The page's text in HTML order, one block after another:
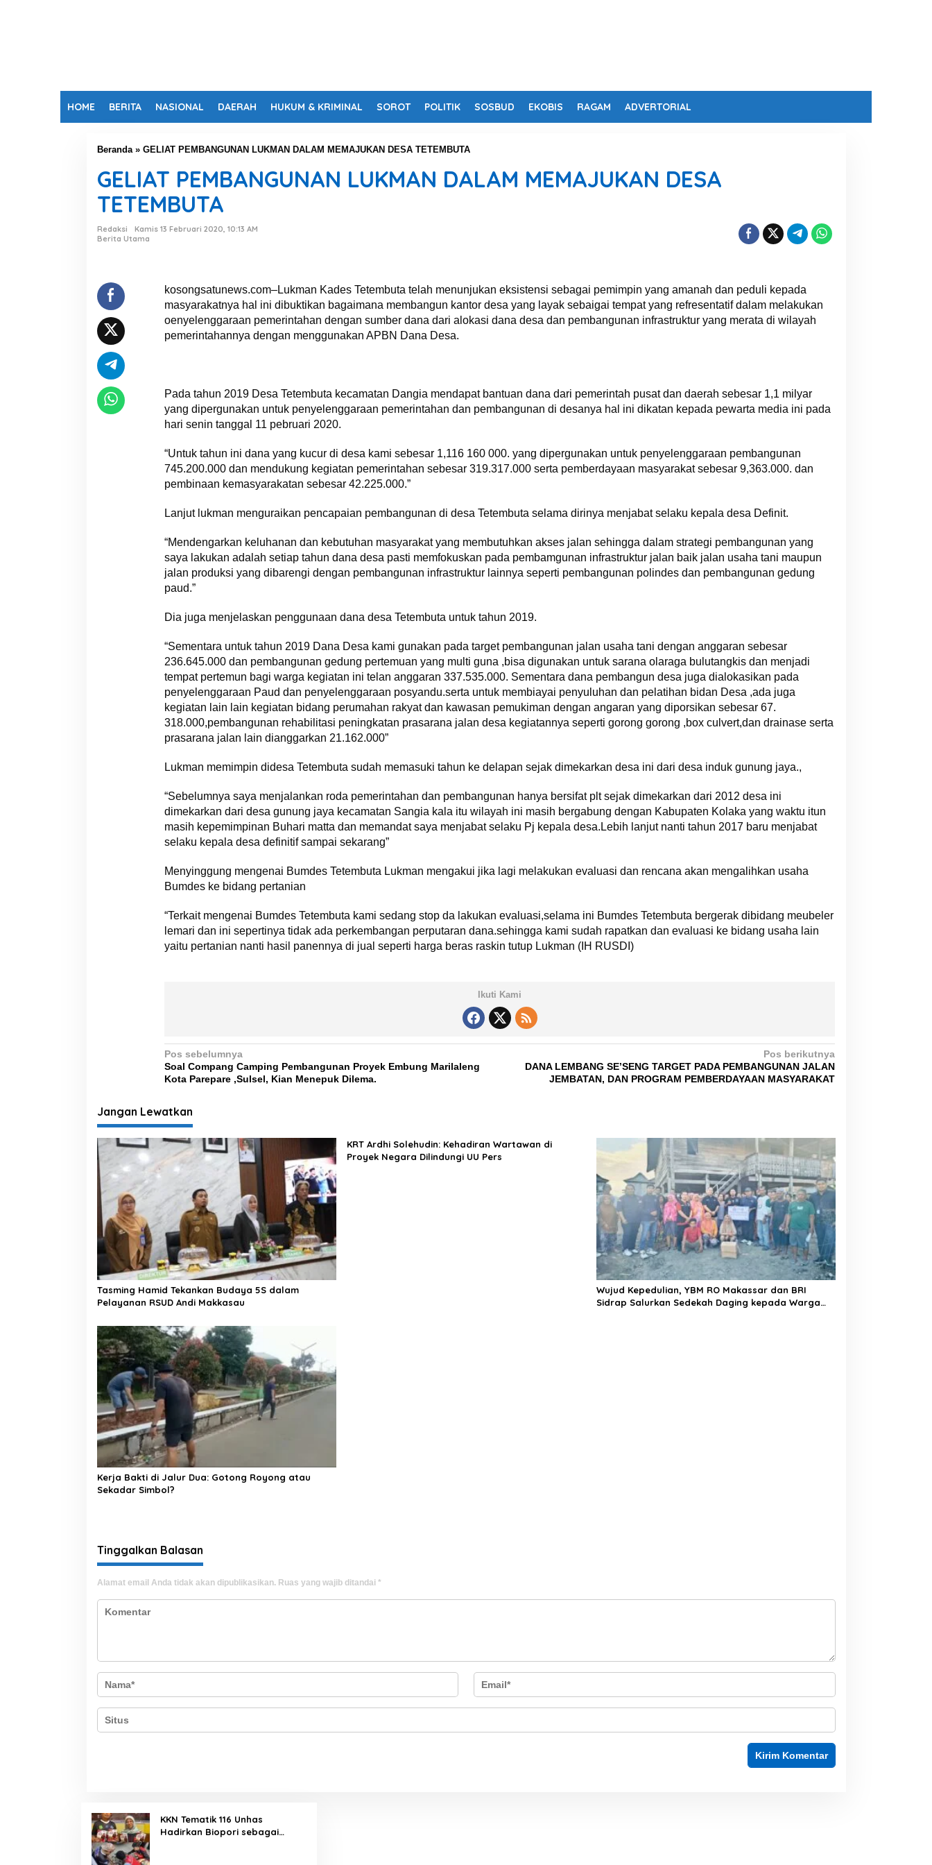
HOME BERITA NASIONAL DAERAH HUKUM & KRIMINAL SOROT POLITIK SOSBUD EKOBIS RAGAM ADVERTORIAL
Beranda» GELIAT PEMBANGUNAN LUKMAN DALAM MEMAJUKAN DESA TETEMBUTA
GELIAT PEMBANGUNAN LUKMAN DALAM MEMAJUKAN DESA
TETEMBUTA
Redaksi
Kamis 13 Februari 2020, 10:13 AM
Berita Utama
kosongsatunews.com–Lukman Kades Tetembuta telah menunjukan eksistensi sebagai pemimpin yang amanah dan peduli kepada
masyarakatnya hal ini dibuktikan bagaimana membangun kantor desa yang layak sebaigai tempat yang refresentatif dalam melakukan
oenyelenggaraan pemerintahan dengan sumber dana dari alokasi dana desa dan pembangunan infrastruktur yang merata di wilayah
pemerintahannya dengan menggunakan APBN Dana Desa.
Pada tahun 2019 Desa Tetembuta kecamatan Dangia mendapat bantuan dana dari pemerintah pusat dan daerah sebesar 1,1 milyar
yang dipergunakan untuk penyelenggaraan pemerintahan dan pembangunan di desanya hal ini dikatan kepada pewarta media ini pada
hari senin tanggal 11 pebruari 2020.
“Untuk tahun ini dana yang kucur di desa kami sebesar 1,116 160 000. yang dipergunakan untuk penyelenggaraan pembangunan
745.200.000 dan mendukung kegiatan pemerintahan sebesar 319.317.000 serta pemberdayaan masyarakat sebesar 9,363.000. dan
pembinaan kemasyarakatan sebesar 42.225.000.”
Lanjut lukman menguraikan pencapaian pembangunan di desa Tetembuta selama dirinya menjabat selaku kepala desa Definit.
“Mendengarkan keluhanan dan kebutuhan masyarakat yang membutuhkan akses jalan sehingga dalam strategi pembangunan yang
saya lakukan adalah setiap tahun dana desa pasti memfokuskan pada pembamgunan infrastruktur jalan baik jalan usaha tani maupun
jalan produksi yang dibarengi dengan pembangunan infrastruktur lainnya seperti pembangunan polindes dan pembangunan gedung
paud.”
Dia juga menjelaskan penggunaan dana desa Tetembuta untuk tahun 2019.
“Sementara untuk tahun 2019 Dana Desa kami gunakan pada target pembangunan jalan usaha tani dengan anggaran sebesar
236.645.000 dan pembangunan gedung pertemuan yang multi guna ,bisa digunakan untuk sarana olaraga bulutangkis dan menjadi
tempat pertemun bagi warga kegiatan ini telan anggaran 337.535.000. Sementara dana pembangun desa juga dialokasikan pada
penyelenggaraan Paud dan penyelenggaraan posyandu.serta untuk membiayai penyuluhan dan pelatihan bidan Desa ,ada juga
kegiatan lain lain kegiatan bidang perumahan rakyat dan kawasan pemukiman dengan angaran yang diporsikan sebesar 67.
318.000,pembangunan rehabilitasi peningkatan prasarana jalan desa kegiatannya seperti gorong gorong ,box culvert,dan drainase serta
prasarana jalan lain dianggarkan 21.162.000”
Lukman memimpin didesa Tetembuta sudah memasuki tahun ke delapan sejak dimekarkan desa ini dari desa induk gunung jaya.,
“Sebelumnya saya menjalankan roda pemerintahan dan pembangunan hanya bersifat plt sejak dimekarkan dari 2012 desa ini
dimekarkan dari desa gunung jaya kecamatan Sangia kala itu wilayah ini masih bergabung dengan Kabupaten Kolaka yang waktu itun
masih kepemimpinan Buhari matta dan memandat saya menjabat selaku Pj kepala desa.Lebih lanjut nanti tahun 2017 baru menjabat
selaku kepala desa definitif sampai sekarang”
Menyinggung mengenai Bumdes Tetembuta Lukman mengakui jika lagi melakukan evaluasi dan rencana akan mengalihkan usaha
Bumdes ke bidang pertanian
“Terkait mengenai Bumdes Tetembuta kami sedang stop da lakukan evaluasi,selama ini Bumdes Tetembuta bergerak dibidang meubeler
lemari dan ini sepertinya tidak ada perkembangan perputaran dana.sehingga kami sudah rapatkan dan evaluasi ke bidang usaha lain
yaitu pertanian nanti hasil panennya di jual seperti harga beras raskin tutup Lukman (IH RUSDI)
Ikuti Kami
N
a
i
g
a
i
p
o
s
Pos sebelumnya
Soal Compang Camping Pembangunan Proyek Embung Marilaleng
Kota Parepare ,Sulsel, Kian Menepuk Dilema.
Pos berikutnya
DANA LEMBANG SE’SENG TARGET PADA PEMBANGUNAN JALAN
JEMBATAN, DAN PROGRAM PEMBERDAYAAN MASYARAKAT
Jangan Lewatkan
Tasming Hamid Tekankan Budaya 5S dalam
Pelayanan RSUD Andi Makkasau
KRT Ardhi Solehudin: Kehadiran Wartawan di
Proyek Negara Dilindungi UU Pers
Wujud Kepedulian, YBM RO Makassar dan BRI
Sidrap Salurkan Sedekah Daging kepada Warga
Kerja Bakti di Jalur Dua: Gotong Royong atau
Sekadar Simbol?
Tinggalkan Balasan
Alamat email Anda tidak akan dipublikasikan. Ruas yang wajib ditandai *
KKN Tematik 116 Unhas
Hadirkan Biopori sebagai